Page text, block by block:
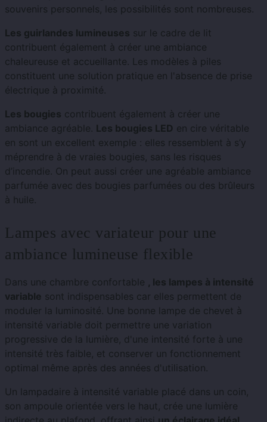
souvenirs personnels, les possibilités sont nombreuses.
Les guirlandes lumineuses sur le cadre de lit
contribuent également à créer une ambiance
chaleureuse et accueillante. Les modèles à piles
constituent une solution pratique en l'absence de prise
électrique à proximité.
Les bougies contribuent également à créer une
ambiance agréable. Les bougies LED en cire véritable
en sont un excellent exemple : elles ressemblent à s’y
méprendre à de vraies bougies, sans les risques
d’incendie. On peut aussi créer une agréable ambiance
parfumée avec des bougies parfumées ou des brûleurs
à huile.
Lampes avec variateur pour une
ambiance lumineuse flexible
Dans une chambre confortable , les lampes à intensité
variable sont indispensables car elles permettent de
moduler la luminosité. Une bonne lampe de chevet à
intensité variable doit permettre une variation
progressive de la lumière, d'une intensité forte à une
intensité très faible, et conserver un fonctionnement
optimal même après des années d'utilisation.
Un lampadaire à intensité variable placé dans un coin,
son ampoule orientée vers le haut, crée une lumière